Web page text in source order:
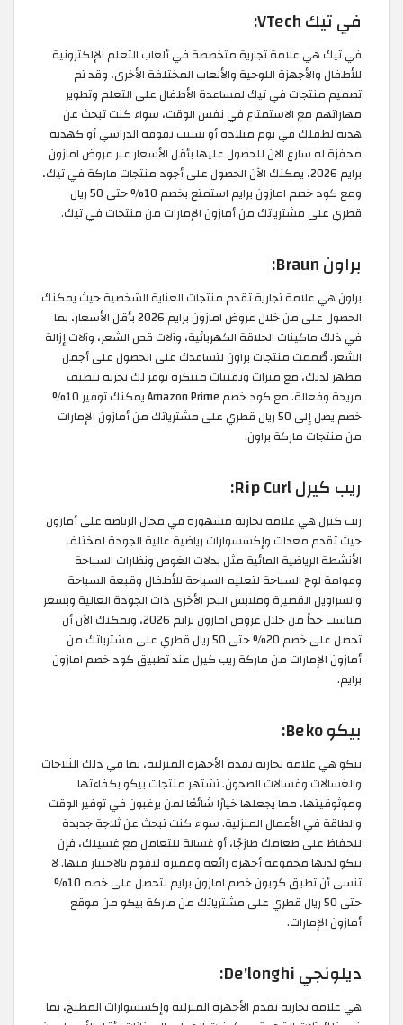
في تيك VTech:
في تيك هي علامة تجارية متخصصة في ألعاب التعلم الإلكترونية
للأطفال والأجهزة اللوحية والألعاب المختلفة الأخرى، وقد تم
تصميم منتجات في تيك لمساعدة الأطفال على التعلم وتطوير
مهاراتهم مع الاستمتاع في نفس الوقت، سواء كنت تبحث عن
هدية لطفلك في يوم ميلاده أو بسبب تفوقه الدراسي أو كهدية
محفزة له سارع الان للحصول عليها بأقل الأسعار عبر عروض امازون
برايم 2026، يمكنك الآن الحصول على أجود منتجات ماركة في تيك،
ومع كود خصم امازون برايم استمتع بخصم 10% حتى 50 ريال
قطري على مشترياتك من أمازون الإمارات من منتجات في تيك.
براون Braun:
براون هي علامة تجارية تقدم منتجات العناية الشخصية حيث يمكنك
الحصول على من خلال عروض امازون برايم 2026 بأقل الأسعار، بما
في ذلك ماكينات الحلاقة الكهربائية، وآلات قص الشعر، وآلات إزالة
الشعر. صُممت منتجات براون لتساعدك على الحصول على أجمل
مظهر لديك، مع ميزات وتقنيات مبتكرة توفر لك تجربة تنظيف
مريحة وفعالة. مع كود خصم Amazon Prime يمكنك توفير 10%
خصم يصل إلى 50 ريال قطري على مشترياتك من أمازون الإمارات
من منتجات ماركة براون.
ريب كيرل Rip Curl:
ريب كيرل هي علامة تجارية مشهورة في مجال الرياضة على أمازون
حيث تقدم معدات وإكسسوارات رياضية عالية الجودة لمختلف
الأنشطة الرياضية المائية مثل بدلات الغوص ونظارات السباحة
وعوامة لوح السباحة لتعليم السباحة للأطفال وقبعة السباحة
والسراويل القصيرة وملابس البحر الأخرى ذات الجودة العالية وبسعر
مناسب جداً من خلال عروض امازون برايم 2026، ويمكنك الآن أن
تحصل على خصم 20% حتى 50 ريال قطري على مشترياتك من
أمازون الإمارات من ماركة ريب كيرل عند تطبيق كود خصم امازون
برايم.
بيكو Beko:
بيكو هي علامة تجارية تقدم الأجهزة المنزلية، بما في ذلك الثلاجات
والغسالات وغسالات الصحون. تشتهر منتجات بيكو بكفاءتها
وموثوقيتها، مما يجعلها خيارًا شائعًا لمن يرغبون في توفير الوقت
والطاقة في الأعمال المنزلية. سواء كنت تبحث عن ثلاجة جديدة
للحفاظ على طعامك طازجًا، أو غسالة للتعامل مع غسيلك، فإن
بيكو لديها مجموعة أجهزة رائعة ومميزة لتقوم بالاختيار منها. لا
تنسى أن تطبق كوبون خصم امازون برايم لتحصل على خصم 10%
حتى 50 ريال قطري على مشترياتك من ماركة بيكو من موقع
أمازون الإمارات.
ديلونجي De'longhi:
هي علامة تجارية تقدم الأجهزة المنزلية وإكسسوارات المطبخ، بما